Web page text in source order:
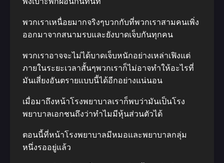
พวกเราเหนื่อยมากจริงๆบวกกับที่พวกเราสามคนเพิ่ง
ออกมาจากสนามรบและยังบาดเจ็บกันทุกคน
พวกเราอาจจะไม่ได้บาดเจ็บหนักอย่างเหล่าเฟิงแต่
ภายในระยะเวลาสั้นๆพวกเราก็ไม่อาจทำให้อะไรที่
มันเสี่ยงอันตรายแบบนี้ได้อีกอย่างแน่นอน
เมื่อมาถึงหน้าโรงพยาบาลเราก็พบว่ามันเป็นโรง
พยาบาลเอกชนถึงว่าทำไมมีหุ้นส่วนตัวได้
ตอนนี้ที่หน้าโรงพยาบาลมีหมอและพยาบาลกลุ่ม
หนึ่งรออยู่แล้ว